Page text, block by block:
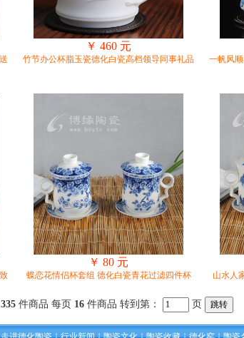
￥ 460 元
竹节办公杯脂玉瓷德化白瓷高档领导同事礼品 一帆风
￥ 80 元
蝶恋花情侣杯套组 德化白瓷青花过滤四件杯 山水人
335 件商品 每页 16 件商品 转到第： 页